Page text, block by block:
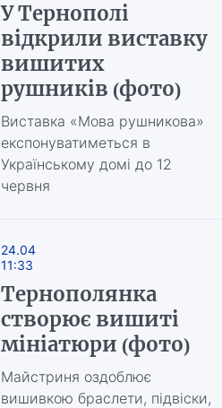
У Тернополі
відкрили виставку
вишитих
рушників (фото)
Виставка «Мова рушникова»
експонуватиметься в
Українському домі до 12
червня
24.04
11:33
Тернополянка
створює вишиті
мініатюри (фото)
Майстриня оздоблює
вишивкою браслети, підвіски,